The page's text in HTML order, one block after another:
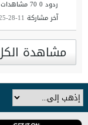
ردود 0
70 مشاهدات
آخر مشاركة 11-28-2025, 08:17 PM
مشاهدة